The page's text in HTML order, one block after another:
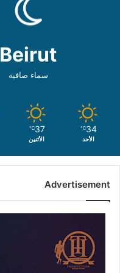
Beirut
سماء صافية
34
℃
الأحد
37
℃
الأثنين
Advertisement